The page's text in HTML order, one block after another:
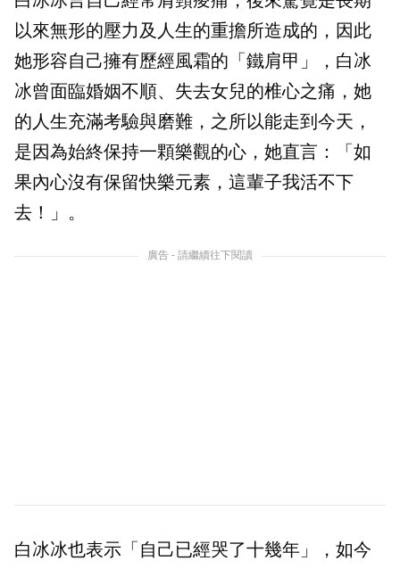
以來無形的壓力及人生的重擔所造成的，因此
她形容自己擁有歷經風霜的「鐵肩甲」，白冰
冰曾面臨婚姻不順、失去女兒的椎心之痛，她
的人生充滿考驗與磨難，之所以能走到今天，
是因為始終保持一顆樂觀的心，她直言：「如
果內心沒有保留快樂元素，這輩子我活不下
去！」。
廣告 - 請繼續往下閱讀
白冰冰也表示「自己已經哭了十幾年」，如今